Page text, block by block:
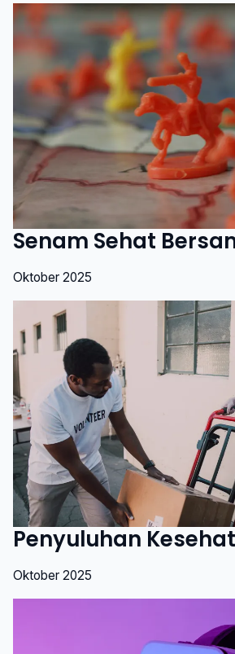
Senam Sehat
Oktober 2025
Penyuluhan
Oktober 2025